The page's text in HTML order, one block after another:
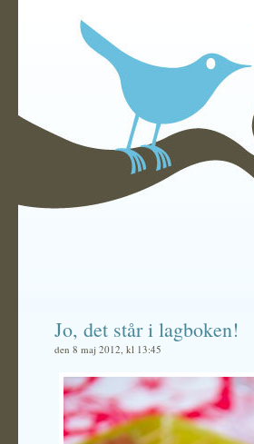
Jo, det står i lagboken!
den 8 maj 2012, kl 13:45